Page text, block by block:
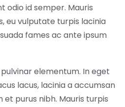
odio id semper. Mauris
eu vulputate turpis lacinia
fames ac ante ipsum
elementum. In eget
lacus, lacinia a accumsan
et purus nibh. Mauris turpis